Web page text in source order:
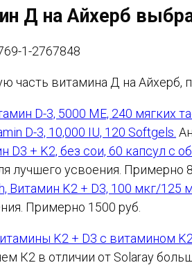
Д на Айхерб
часть витамина Д на Айхерб,
D-3, 5000 МЕ, 240 мягких
D-3, 10,000 IU, 120 Softgels.
D3 + K2, без сои, 60 капсул с
лучшего усвоения. Примерно
Витамин K2 + D3, 100 мкг/125
Примерно 1500 руб.
K2 + D3 с витамином
К2 в отличии от Solaray